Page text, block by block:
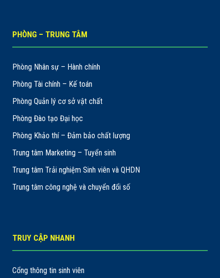
PHÒNG – TRUNG TÂM
Phòng Nhân sự – Hành chính
Phòng Tài chính – Kế toán
Phòng Quản lý cơ sở vật chất
Phòng Đào tạo Đại học
Phòng Khảo thí – Đảm bảo chất lượng
Trung tâm Marketing – Tuyển sinh
Trung tâm Trải nghiệm Sinh viên và QHDN
Trung tâm công nghệ và chuyển đổi số
TRUY CẬP NHANH
Cổng thông tin sinh viên